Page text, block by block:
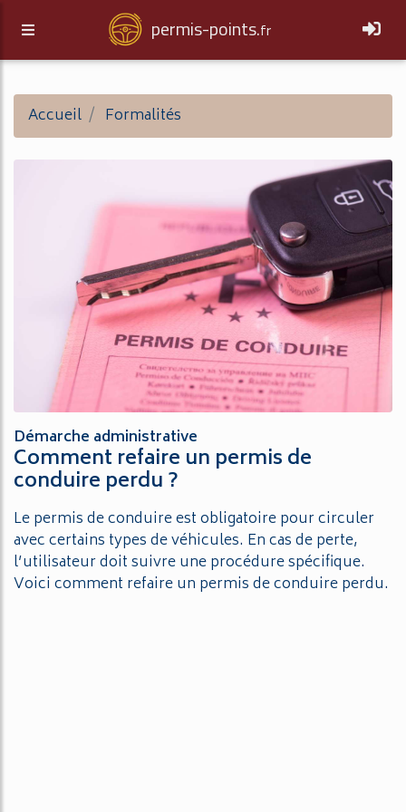
permis-points.fr
Accueil Formalités
Démarche administrative
Comment refaire un permis de
conduire perdu ?
Le permis de conduire est obligatoire pour circuler
avec certains types de véhicules. En cas de perte,
l’utilisateur doit suivre une procédure spécifique.
Voici comment refaire un permis de conduire perdu.